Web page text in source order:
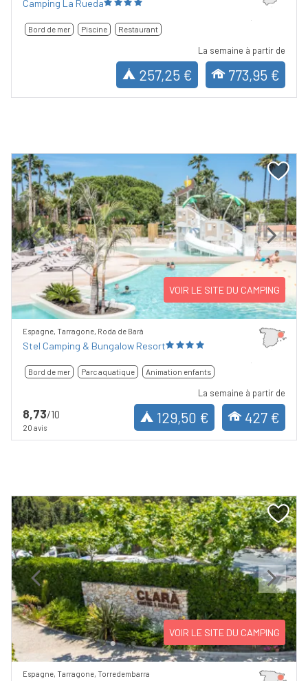
Camping La Rueda
Bord de mer Piscine Restaurant
La semaine à partir de
257,25 € 773,95 €
Previous Next
VOIR LE SITE DU CAMPING
Espagne, Tarragone, Roda de Barà
Stel Camping & Bungalow Resort
Bord de mer Parc aquatique Animation enfants
8,73/10
20 avis
La semaine à partir de
129,50 € 427 €
Previous Next
VOIR LE SITE DU CAMPING
Espagne, Tarragone, Torredembarra